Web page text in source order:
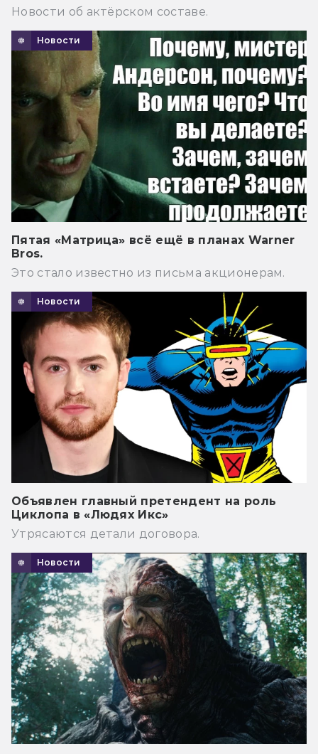
Новости об актёрском составе.
Новости
Пятая «Матрица» всё ещё в планах Warner
Bros.
Это стало известно из письма акционерам.
Новости
Объявлен главный претендент на роль
Циклопа в «Людях Икс»
Утрясаются детали договора.
Новости